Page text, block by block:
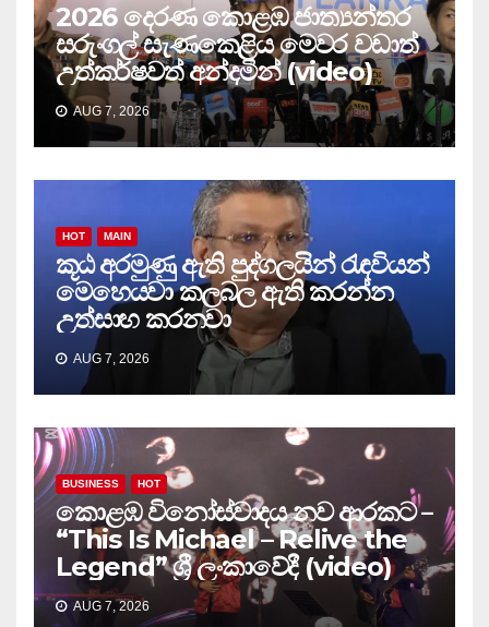
2026 දෙරණ කොළඹ ජාත්‍යන්තර
සරුංගල් සැණකෙළිය මෙවර වඩාත්
උත්කර්ෂවත් අන්දමින් (video)
AUG 7, 2026
HOT MAIN
කූඨ අරමුණු ඇති පුද්ගලයින් රැඳවියන්
මෙහෙයවා කලබල ඇති කරන්න
උත්සාහ කරනවා
AUG 7, 2026
BUSINESS HOT
කොළඹ විනෝස්වාදය නව ආරකට –
“This Is Michael – Relive the
Legend” ශ්‍රී ලංකාවේදී (video)
AUG 7, 2026